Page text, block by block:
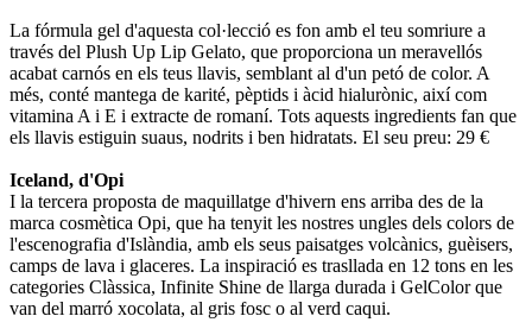
La fórmula gel d'aquesta col·lecció es fon amb el teu somriure a
través del Plush Up Lip Gelato, que proporciona un meravellós
acabat carnós en els teus llavis, semblant al d'un petó de color. A
més, conté mantega de karité, pèptids i àcid hialurònic, així com
vitamina A i E i extracte de romaní. Tots aquests ingredients fan que
els llavis estiguin suaus, nodrits i ben hidratats. El seu preu: 29 €
Iceland, d'Opi
I la tercera proposta de maquillatge d'hivern ens arriba des de la
marca cosmètica Opi, que ha tenyit les nostres ungles dels colors de
l'escenografia d'Islàndia, amb els seus paisatges volcànics, guèisers,
camps de lava i glaceres. La inspiració es trasllada en 12 tons en les
categories Clàssica, Infinite Shine de llarga durada i GelColor que
van del marró xocolata, al gris fosc o al verd caqui.